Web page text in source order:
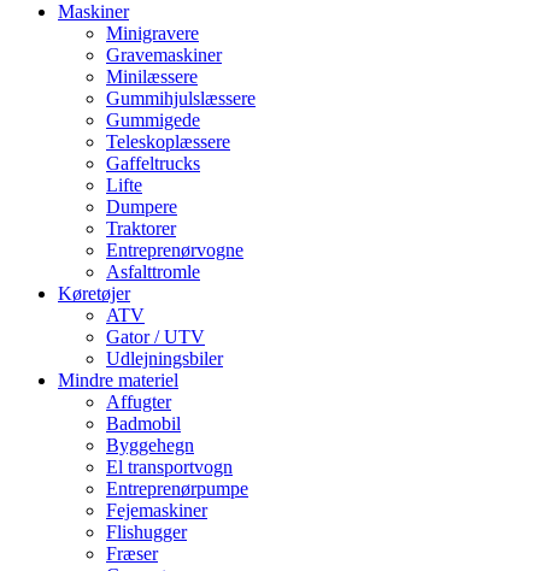
Maskiner
Minigravere
Gravemaskiner
Minilæssere
Gummihjulslæssere
Gummigede
Teleskoplæssere
Gaffeltrucks
Lifte
Dumpere
Traktorer
Entreprenørvogne
Asfalttromle
Køretøjer
ATV
Gator / UTV
Udlejningsbiler
Mindre materiel
Affugter
Badmobil
Byggehegn
El transportvogn
Entreprenørpumpe
Fejemaskiner
Flishugger
Fræser